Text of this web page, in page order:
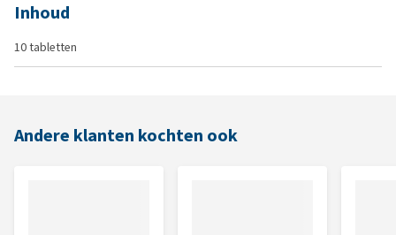
Inhoud
10 tabletten
Andere klanten kochten ook